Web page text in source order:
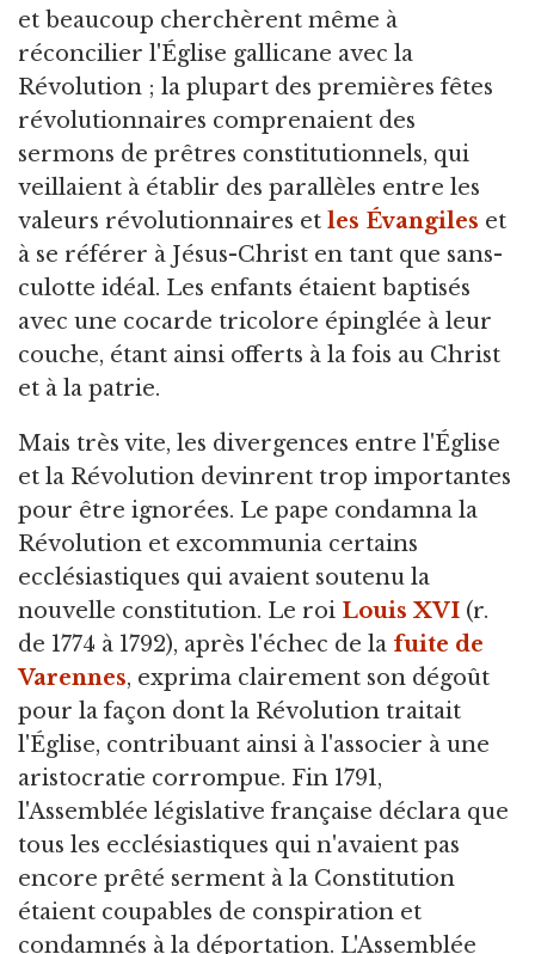
et beaucoup cherchèrent même à
réconcilier l'Église gallicane avec la
Révolution ; la plupart des premières fêtes
révolutionnaires comprenaient des
sermons de prêtres constitutionnels, qui
veillaient à établir des parallèles entre les
valeurs révolutionnaires et les Évangiles et
à se référer à Jésus-Christ en tant que sans-
culotte idéal. Les enfants étaient baptisés
avec une cocarde tricolore épinglée à leur
couche, étant ainsi offerts à la fois au Christ
et à la patrie.
Mais très vite, les divergences entre l'Église
et la Révolution devinrent trop importantes
pour être ignorées. Le pape condamna la
Révolution et excommunia certains
ecclésiastiques qui avaient soutenu la
nouvelle constitution. Le roi Louis XVI (r.
de 1774 à 1792), après l'échec de la fuite de
Varennes, exprima clairement son dégoût
pour la façon dont la Révolution traitait
l'Église, contribuant ainsi à l'associer à une
aristocratie corrompue. Fin 1791,
l'Assemblée législative française déclara que
tous les ecclésiastiques qui n'avaient pas
encore prêté serment à la Constitution
étaient coupables de conspiration et
condamnés à la déportation. L'Assemblée